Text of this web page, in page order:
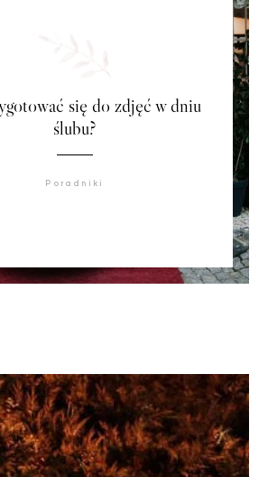
się do zdjęć w dniu
ślubu?
Poradniki